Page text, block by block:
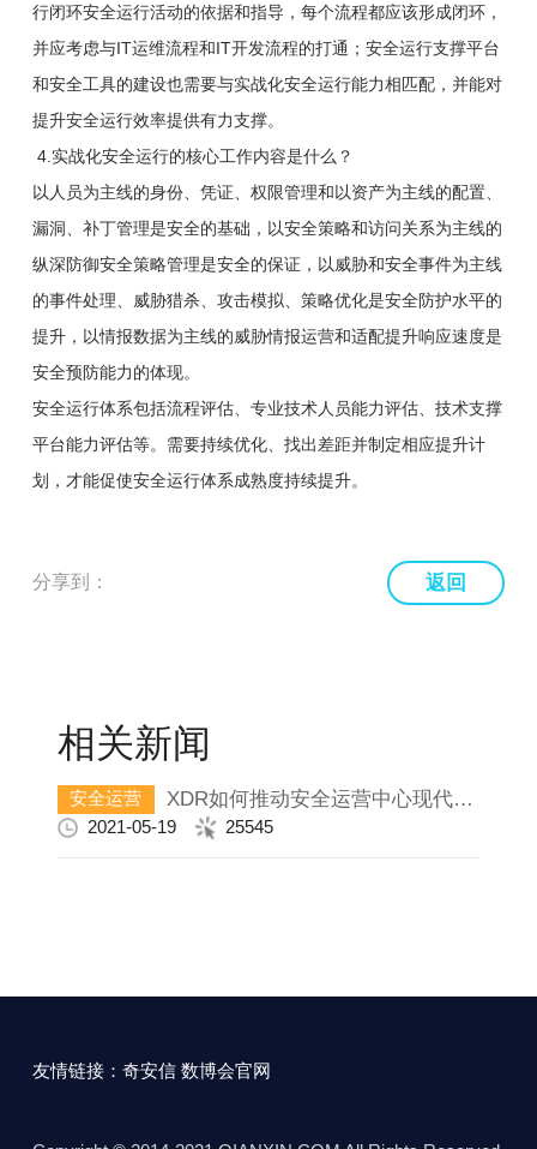
行闭环安全运行活动的依据和指导，每个流程都应该形成闭环，
并应考虑与IT运维流程和IT开发流程的打通；安全运行支撑平台
和安全工具的建设也需要与实战化安全运行能力相匹配，并能对
提升安全运行效率提供有力支撑。
4.实战化安全运行的核心工作内容是什么？
以人员为主线的身份、凭证、权限管理和以资产为主线的配置、
漏洞、补丁管理是安全的基础，以安全策略和访问关系为主线的
纵深防御安全策略管理是安全的保证，以威胁和安全事件为主线
的事件处理、威胁猎杀、攻击模拟、策略优化是安全防护水平的
提升，以情报数据为主线的威胁情报运营和适配提升响应速度是
安全预防能力的体现。
安全运行体系包括流程评估、专业技术人员能力评估、技术支撑
平台能力评估等。需要持续优化、找出差距并制定相应提升计
划，才能促使安全运行体系成熟度持续提升。
分享到： 返回
相关新闻
安全运营 XDR如何推动安全运营中心现代化？
2021-05-19 25545
友情链接： 奇安信 数博会官网